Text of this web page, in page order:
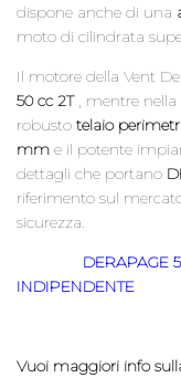
dispone anche di una
moto di cilindrata
Il motore della Vent
50 cc 2T, mentre nella
robusto telaio
mm e il potente
dettagli che portano
riferimento sul
sicurezza.
DERAPAGE 50 IL
INDIPENDENTE
Vuoi maggiori info